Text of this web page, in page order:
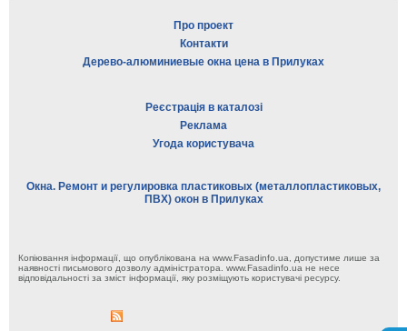
Про проект
Контакти
Дерево-алюминиевые окна цена в Прилуках
Реєстрація в каталозі
Реклама
Угода користувача
Окна. Ремонт и регулировка пластиковых (металлопластиковых,
ПВХ) окон в Прилуках
Копіювання інформації, що опублікована на www.Fasadinfo.ua, допустиме лише за
наявності письмового дозволу адміністратора. www.Fasadinfo.ua не несе
відповідальності за зміст інформації, яку розміщують користувачі ресурсу.